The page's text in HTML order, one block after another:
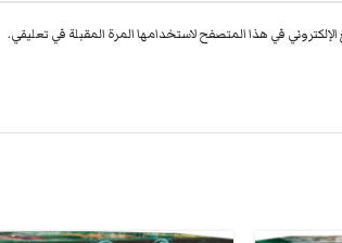
في هذا المتصفح لاستخدامها المرة المقبلة في تعليقي.